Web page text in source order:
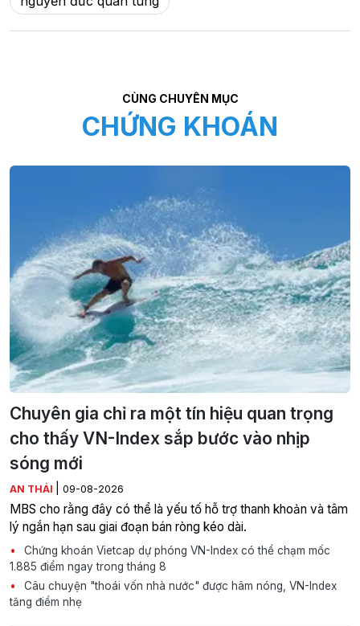
CÙNG CHUYÊN MỤC
CHỨNG KHOÁN
Chuyên gia chỉ ra một tín hiệu quan trọng
cho thấy VN-Index sắp bước vào nhịp
sóng mới
AN THÁI 09-08-2026
MBS cho rằng đây có thể là yếu tố hỗ trợ thanh khoản và tâm
lý ngắn hạn sau giai đoạn bán ròng kéo dài.
Chứng khoán Vietcap dự phóng VN-Index có thể chạm mốc
1.885 điểm ngay trong tháng 8
Câu chuyện "thoái vốn nhà nước" được hâm nóng, VN-Index
tăng điểm nhẹ